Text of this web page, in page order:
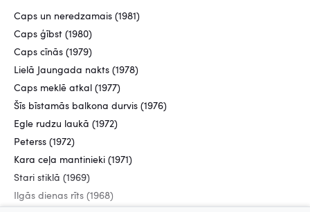
Caps un neredzamais (1981)
Caps ģībst (1980)
Caps cīnās (1979)
Lielā Jaungada nakts (1978)
Caps meklē atkal (1977)
Šīs bīstamās balkona durvis (1976)
Egle rudzu laukā (1972)
Peterss (1972)
Kara ceļa mantinieki (1971)
Stari stiklā (1969)
Ilgās dienas rīts (1968)